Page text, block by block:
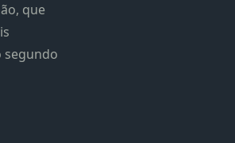
que
segundo